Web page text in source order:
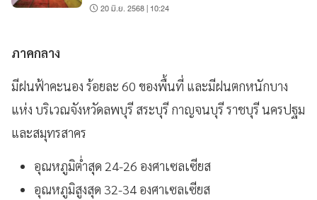
20 มิ.ย. 2568 | 10:24
ภาคกลาง
มีฝนฟ้าคะนอง ร้อยละ 60 ของพื้นที่ และมีฝนตกหนักบาง
แห่ง บริเวณจังหวัดลพบุรี สระบุรี กาญจนบุรี ราชบุรี นครปฐม
และสมุทรสาคร
อุณหภูมิต่ำสุด 24-26 องศาเซลเซียส
อุณหภูมิสูงสุด 32-34 องศาเซลเซียส